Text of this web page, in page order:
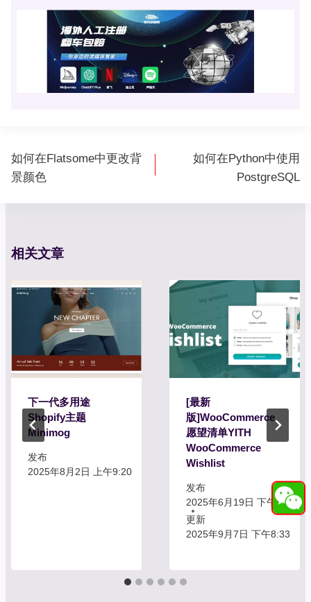
文
章
如何在Flatsome中更改背
景颜色
如何在Python中使用
PostgreSQL
相关文章
下一代多用途
Shopify主题
Minimog
发布
2025年8月2日 上午9:20
[最新
版]WooCommerce
愿望清单YITH
WooCommerce
Wishlist
发布
2025年6月19日 下午11:16
更新
2025年9月7日 下午8:33